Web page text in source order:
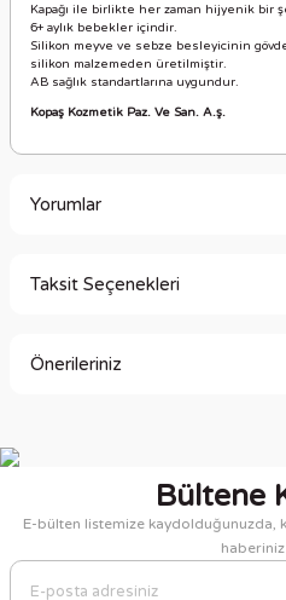
Kapağı ile birlikte her zaman hijyenik bir
6+ aylık bebekler içindir.
Silikon meyve ve sebze besleyicinin
silikon malzemeden üretilmiştir.
AB sağlık standartlarına uygundur.
Kopaş Kozmetik Paz. Ve San. A.ş.
Yorumlar
Taksit Seçenekleri
Önerileriniz
Görüş ve önerileriniz için teşekkür
Ürün resmi kalitesiz, bozuk
Ürün açıklamasında eksik
Bültene
E-bülten listemize kaydolduğunuzda,